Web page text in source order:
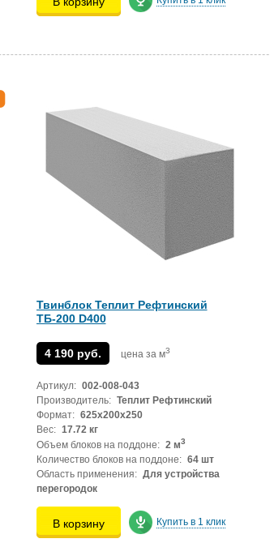
Твинблок Теплит Рефтинский
ТБ-200 D400
4 190 руб. цена за м3
Артикул: 002-008-043
Производитель: Теплит Рефтинский
Формат: 625х200х250
Вес: 17.72 кг
Объем блоков на поддоне: 2 м3
Количество блоков на поддоне: 64 шт
Область применения: Для устройства
перегородок
В корзину Купить в 1 клик